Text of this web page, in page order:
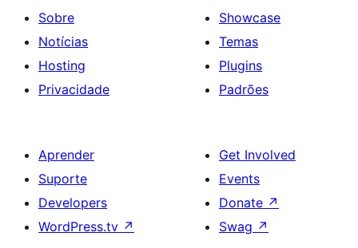
Sobre
Notícias
Hosting
Privacidade
Showcase
Temas
Plugins
Padrões
Aprender
Suporte
Developers
WordPress.tv ↗
Get Involved
Events
Donate ↗
Swag ↗